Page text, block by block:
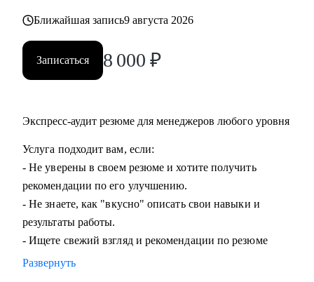
сотрудником/руководителем.
Кому могу помочь:
• Специалистам всех уровней в области, операций,
определиться с дальнейшими шагами.
• Тем, кто только стал руководителем: как работать с
командой, выстраивать эффективные процессы,
мотивировать, как работать с заказчиками и
руководителями.
• Опытным руководителям, кто испытывает сложности в
работе с командой или не понимает как дальше расти.
Ближайшая запись9 августа 2026
Записаться 8 000 ₽
Экспресс-аудит резюме для менеджеров любого уровня
Услуга подходит вам, если:
- Не уверены в своем резюме и хотите получить
рекомендации по его улучшению.
- Не знаете, как "вкусно" описать свои навыки и
результаты работы.
- Ищете свежий взгляд и рекомендации по резюме
Развернуть